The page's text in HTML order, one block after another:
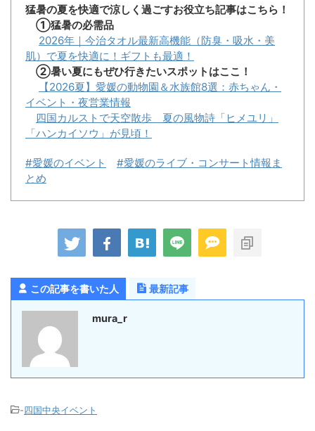
猛暑の夏を快適で涼しく過ごすお役立ち記事はこちら！
①猛暑の必需品
2026年｜今治タオル最新高機能（防臭・吸水・美
肌）で夏を快適に！ギフトも最適！
②暑い夏にもぜひ行きたいスポットはここ！
【2026夏】愛媛の動物園＆水族館8選：赤ちゃん・
イベント・夜営業情報
四国カルストで天空散歩 夏の風物詩「ヒメユリ」
「ハンカイソウ」が見頃！
#愛媛のイベント
#愛媛のライブ・コンサート情報ま
とめ
この記事を書いた人 最新記事
mura_r
-四国中央イベント